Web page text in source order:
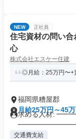
NEW 正社員
住宅資材の問い
心
株式会社エスケー住建
◎月給：25万円〜+
福岡県糟屋郡
月給25万円～45万
求める人材:
交通費支給